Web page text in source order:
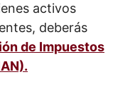
activos
deberás
de Impuestos